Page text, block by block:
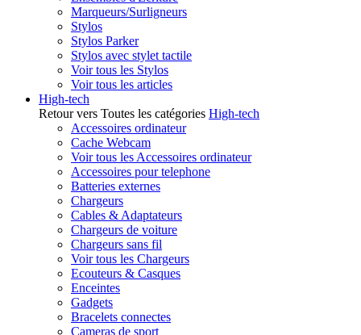
Marqueurs/Surligneurs
Stylos
Stylos Parker
Stylos avec stylet tactile
Voir tous les Stylos
Voir tous les articles
High-tech
Retour vers Toutes les catégories High-tech
Accessoires ordinateur
Cache Webcam
Voir tous les Accessoires ordinateur
Accessoires pour telephone
Batteries externes
Chargeurs
Cables & Adaptateurs
Chargeurs de voiture
Chargeurs sans fil
Voir tous les Chargeurs
Ecouteurs & Casques
Enceintes
Gadgets
Bracelets connectes
Cameras de sport